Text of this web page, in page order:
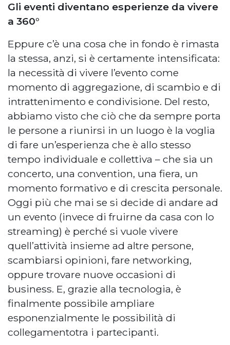
Gli eventi diventano esperienze da vivere
a 360°
Eppure c’è una cosa che in fondo è rimasta
la stessa, anzi, si è certamente intensificata:
la necessità di vivere l’evento come
momento di aggregazione, di scambio e di
intrattenimento e condivisione. Del resto,
abbiamo visto che ciò che da sempre porta
le persone a riunirsi in un luogo è la voglia
di fare un’esperienza che è allo stesso
tempo individuale e collettiva – che sia un
concerto, una convention, una fiera, un
momento formativo e di crescita personale.
Oggi più che mai se si decide di andare ad
un evento (invece di fruirne da casa con lo
streaming) è perché si vuole vivere
quell’attività insieme ad altre persone,
scambiarsi opinioni, fare networking,
oppure trovare nuove occasioni di
business. E, grazie alla tecnologia, è
finalmente possibile ampliare
esponenzialmente le possibilità di
collegamentotra i partecipanti.